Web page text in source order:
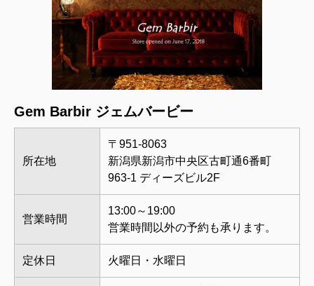
Gem Barbir ジェムバービー
所在地
〒951-8063
新潟県新潟市中央区古町通6番町
963-1 ディーズビル2F
営業時間
13:00～19:00
営業時間以外の予約も承ります。
定休日 火曜日・水曜日